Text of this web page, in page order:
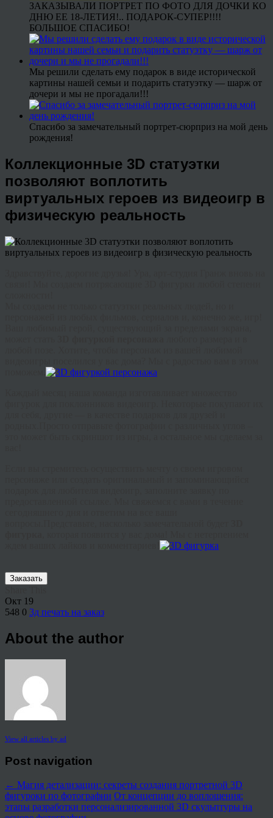
ЗАКАЗЫВАЛИ ПОРТРЕТ ПО ФОТО ДЛЯ ДОЧКИ КО
ДНЮ ЕЕ 18-ЛЕТИЯ!.. ПОДАРОК-СУПЕР!!!!
БОЛЬШОЕ СПАСИБО!
Мы решили сделать ему подарок в виде исторической
картины нашей семьи и подарить статуэтку — шарж от
дочери и мы не прогадали!!!
Спасибо за замечательный портрет-сюрприз на мой день
рождения!
Коллекционные 3D статуэтки
позволяют воплотить
виртуальных героев из видеоигр в
физическую реальность
Заказать
Окт 19
548 0 3д печать на заказ
About the author
View all articles by ad
Post navigation
← Магия детализации: секреты создания портретной 3D
фигуроки по фотографии От концепции до воплощения:
этапы разработки персонализированной 3D скульптуры на